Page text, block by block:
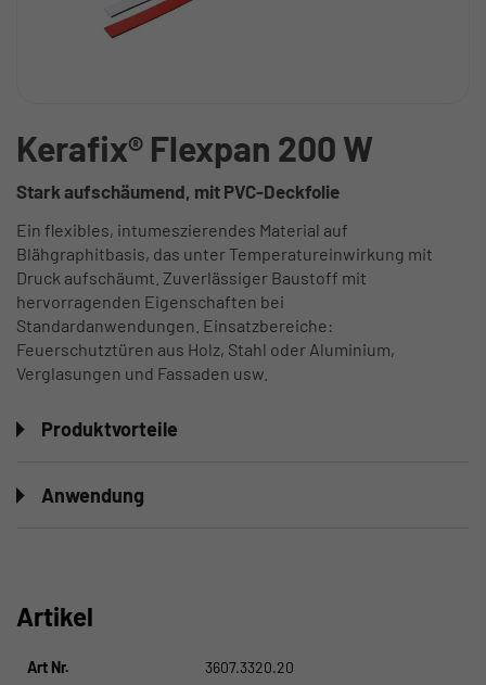
Kerafix® Flexpan 200 W
Stark aufschäumend, mit PVC-Deckfolie
Ein flexibles, intumeszierendes Material auf
Blähgraphitbasis, das unter Temperatureinwirkung mit
Druck aufschäumt. Zuverlässiger Baustoff mit
hervorragenden Eigenschaften bei
Standardanwendungen. Einsatzbereiche:
Feuerschutztüren aus Holz, Stahl oder Aluminium,
Verglasungen und Fassaden usw.
Produktvorteile
Anwendung
Artikel
Art Nr.
3607.3320.20